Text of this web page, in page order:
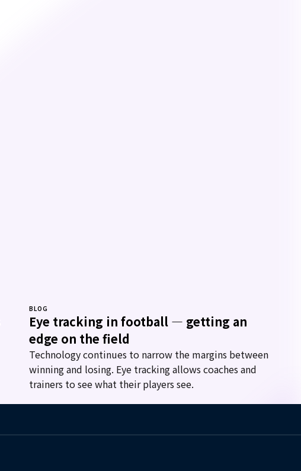
BLOG
Eye tracking in football — getting an
edge on the field
Technology continues to narrow the margins between
winning and losing. Eye tracking allows coaches and
trainers to see what their players see.